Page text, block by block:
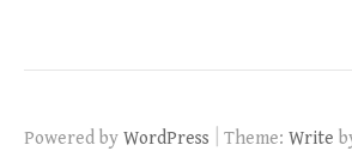
Powered by WordPress Theme: Write